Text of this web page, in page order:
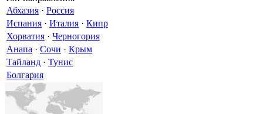
Абхазия · Россия
Испания · Италия · Кипр
Хорватия · Черногория
Анапа · Сочи · Крым
Тайланд · Тунис
Болгария